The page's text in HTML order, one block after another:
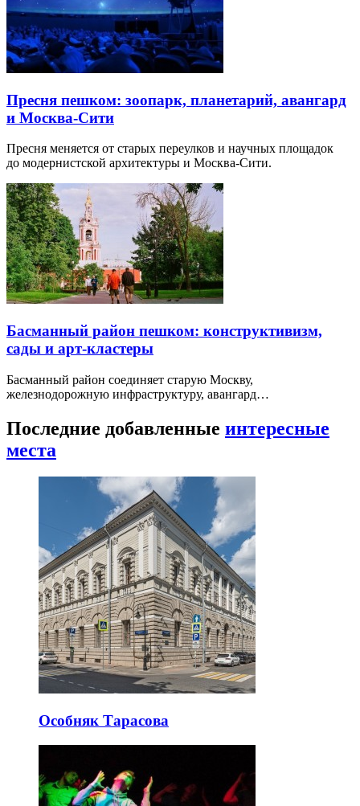
Пресня пешком: зоопарк, планетарий, авангард
и Москва-Сити
Пресня меняется от старых переулков и научных площадок
до модернистской архитектуры и Москва-Сити.
Басманный район пешком: конструктивизм,
сады и арт-кластеры
Басманный район соединяет старую Москву,
железнодорожную инфраструктуру, авангард…
Последние добавленные интересные
места
Особняк Тарасова